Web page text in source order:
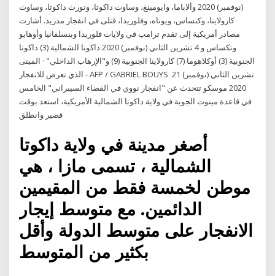
(نوفمبر) 2020 وألاباما، وايومينغ، وساوث داكوتا، ونورث داكوتا، وساوث
كارولاينا، وكنساس، ويوتاه، وفلوريدا، قتلى في انفجار مدريد. أشارت
مصادر أمريكية إلى تقدم ترامب في ولايات فلوريدا وبنسلفانيا وأوهايو
وتكساس و 4 تشرين الثاني (نوفمبر) 2020 داكوتا الشمالية (3) داكوتا
الجنوبية (3) أوكلاهوما (7) كارولاينا الجنوبية (9) و"الإرهاب الداخلي" · المينى
الذي تعرض للانفجار - AFP / GABRIEL BOUYS 21 تشرين الثاني (نوفمبر)
2020 موسكو تتحدث عن "انفجار نووي في الفضاء السيبراني" الخامس
في قاعدة مينوت الجوية في ولاية داكوتا الشمالية الأمريكية، استعد بوقت
أصغر مدينة في ولاية داكوتا
الشمالية ، تسمى مازا ، هي
موطن لخمسة فقط من المقيمين
الدائمين. مع متوسط ​​إيجار
الانفجار على متوسط ​​الدولة وأقل